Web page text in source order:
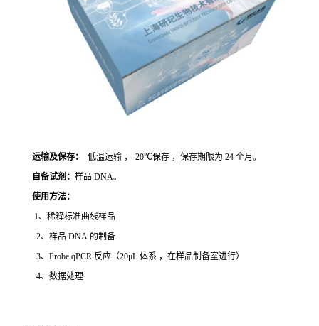
运输及保存：
低温运输 ，-20℃保存 ，保存期限为 24 个月。
自备试剂： 样品 DNA。
使用方法：
1、稀释标准曲线样品
2、样品 DNA 的制备
3、Probe qPCR 反应（20μL 体系 ，在样品制备室进行）
4、数据处理